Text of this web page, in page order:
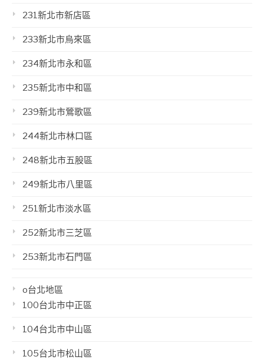
231新北市新店區
233新北市烏來區
234新北市永和區
235新北市中和區
239新北市鶯歌區
244新北市林口區
248新北市五股區
249新北市八里區
251新北市淡水區
252新北市三芝區
253新北市石門區
o台北地區
100台北市中正區
104台北市中山區
105台北市松山區